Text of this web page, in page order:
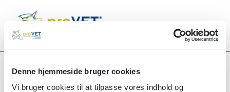
Denne hjemmeside bruger cookies
Vi bruger cookies til at tilpasse vores indhold og